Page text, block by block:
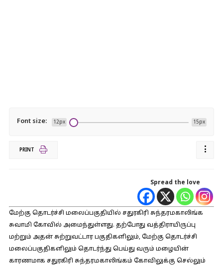
Font size: 12px 15px
PRINT
Spread the love
மேற்கு தொடர்ச்சி மலைப்பகுதியில் சதுரகிரி சுந்தரமகாலிங்க
சுவாமி கோவில் அமைந்துள்ளது. தற்போது வத்திராயிருப்பு
மற்றும் அதன் சுற்றுவட்டார பகுதிகளிலும், மேற்கு தொடர்ச்சி
மலைப்பகுதிகளிலும் தொடர்ந்து பெய்து வரும் மழையின்
காரணமாக சதுரகிரி சுந்தரமகாலிங்கம் கோவிலுக்கு செல்லும்